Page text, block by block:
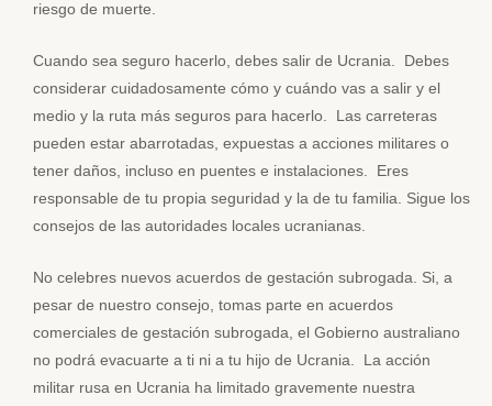
riesgo de muerte.
Cuando sea seguro hacerlo, debes salir de Ucrania. Debes
considerar cuidadosamente cómo y cuándo vas a salir y el
medio y la ruta más seguros para hacerlo. Las carreteras
pueden estar abarrotadas, expuestas a acciones militares o
tener daños, incluso en puentes e instalaciones. Eres
responsable de tu propia seguridad y la de tu familia. Sigue los
consejos de las autoridades locales ucranianas.
No celebres nuevos acuerdos de gestación subrogada. Si, a
pesar de nuestro consejo, tomas parte en acuerdos
comerciales de gestación subrogada, el Gobierno australiano
no podrá evacuarte a ti ni a tu hijo de Ucrania. La acción
militar rusa en Ucrania ha limitado gravemente nuestra